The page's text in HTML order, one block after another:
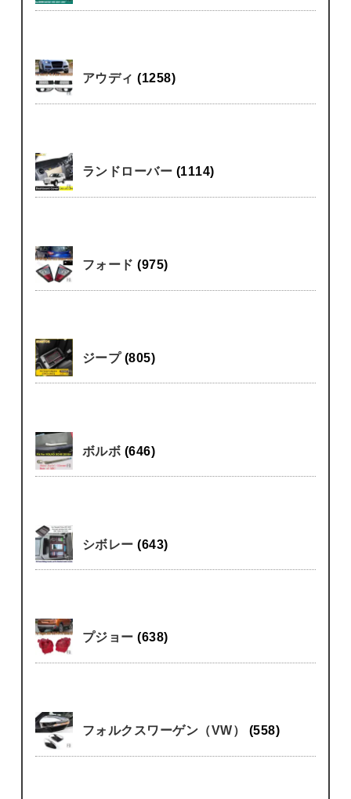
アウディ(1258)
ランドローバー (1114)
フォード(975)
ジープ (805)
ボルボ (646)
シボレー(643)
プジョー(638)
フォルクスワーゲン（VW） (558)